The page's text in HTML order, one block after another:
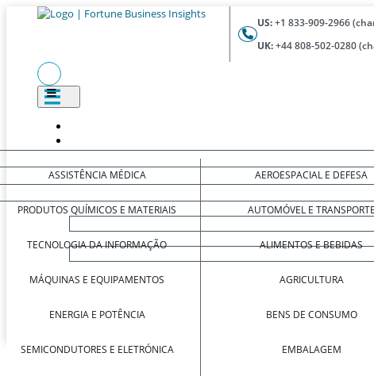
US:+1 833-909-2966
UK:+44 808-502-0280
ASSISTÊNCIA MÉDICA
PRODUTOS QUÍMICOS E MATERIAIS
TECNOLOGIA DA INFORMAÇÃO
MÁQUINAS E EQUIPAMENTOS
ENERGIA E POTÊNCIA
SEMICONDUTORES E ELETRÓNICA
AEROESPACIAL E DEFESA
AUTOMÓVEL E TRANSPORTE
ALIMENTOS E BEBIDAS
AGRICULTURA
BENS DE CONSUMO
EMBALAGEM